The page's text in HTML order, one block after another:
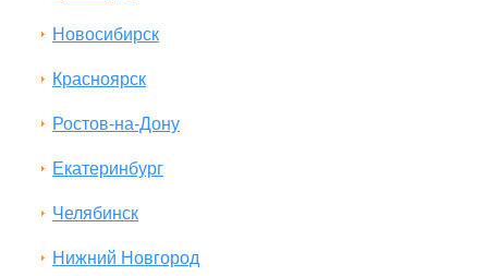
Новосибирск
Красноярск
Ростов-на-Дону
Екатеринбург
Челябинск
Нижний Новгород